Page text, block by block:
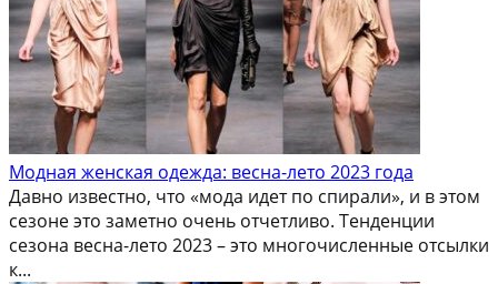
Модная женская одежда: весна-лето 2023 года
Давно известно, что «мода идет по спирали», и в этом
сезоне это заметно очень отчетливо. Тенденции
сезона весна-лето 2023 – это многочисленные отсылки
к...